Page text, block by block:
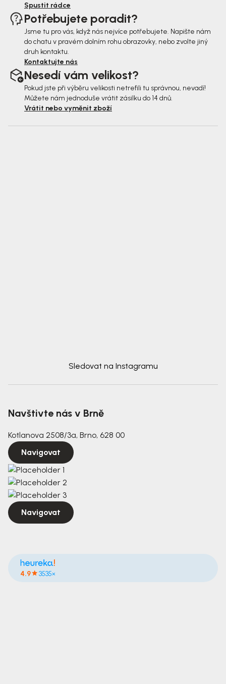
Spustit rádce
Potřebujete poradit?
Jsme tu pro vás, když nás nejvíce potřebujete. Napište nám
do chatu v pravém dolním rohu obrazovky, nebo zvolte jiný
druh kontaktu.
Kontaktujte nás
Nesedí vám velikost?
Pokud jste při výběru velikosti netrefili tu správnou, nevadí!
Můžete nám jednoduše vrátit zásilku do 14 dnů.
Vrátit nebo vyměnit zboží
Sledovat na Instagramu
Navštivte nás v Brně
Kotlanova 2508/3a, Brno, 628 00
Navigovat
Navigovat
4.9 3535×